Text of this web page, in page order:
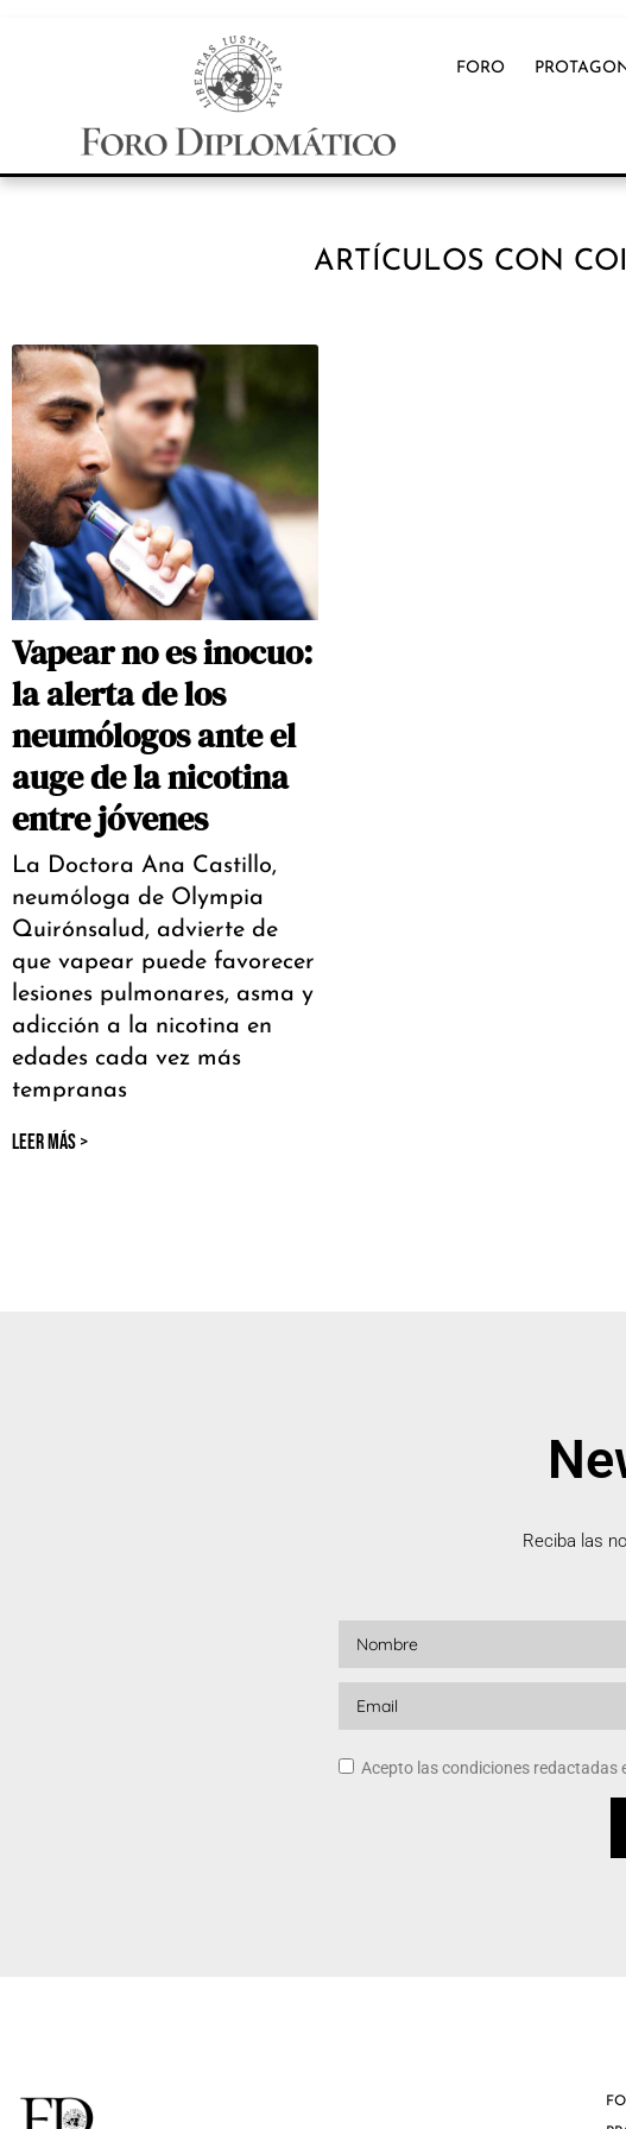
FORO
ARTÍCULOS CON
Vapear no es inocuo:
la alerta de los
neumólogos ante el
auge de la nicotina
entre jóvenes
La Doctora Ana Castillo,
neumóloga de Olympia
Quirónsalud, advierte de
que vapear puede favorecer
lesiones pulmonares, asma y
adicción a la nicotina en
edades cada vez más
tempranas
LEER MÁS >
Reciba las
Acepto las condiciones redactadas